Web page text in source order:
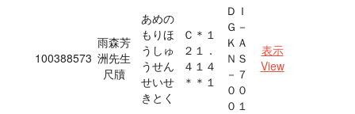
100388573
雨森芳
洲先生
尺牘
あめの
もりほ
うしゅ
うせん
せいせ
きとく
Ｃ＊１
２１．
４１４
＊＊１
ＤＩ
Ｇ－
ＫＡ
ＮＳ
－７
００
０１
表示
View